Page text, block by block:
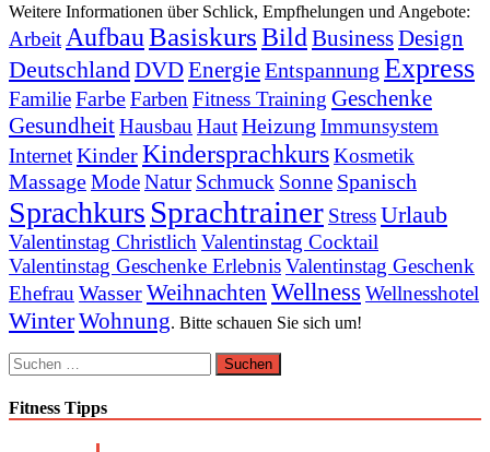
Weitere Informationen über Schlick, Empfhelungen und Angebote:
Arbeit AufbauBasiskursBild BusinessDesign
Deutschland DVDEnergieEntspannung Express
FamilieFarbeFarben Fitness Training Geschenke
GesundheitHausbau HautHeizung Immunsystem
InternetKinderKindersprachkursKosmetik
MassageModeNatur Schmuck Sonne Spanisch
Sprachkurs Sprachtrainer StressUrlaub
Valentinstag Christlich Valentinstag Cocktail
Valentinstag Geschenke ErlebnisValentinstag Geschenk
Ehefrau WasserWeihnachten Wellness Wellnesshotel
WinterWohnung. Bitte schauen Sie sich um!
Suchen
nach:
Fitness Tipps